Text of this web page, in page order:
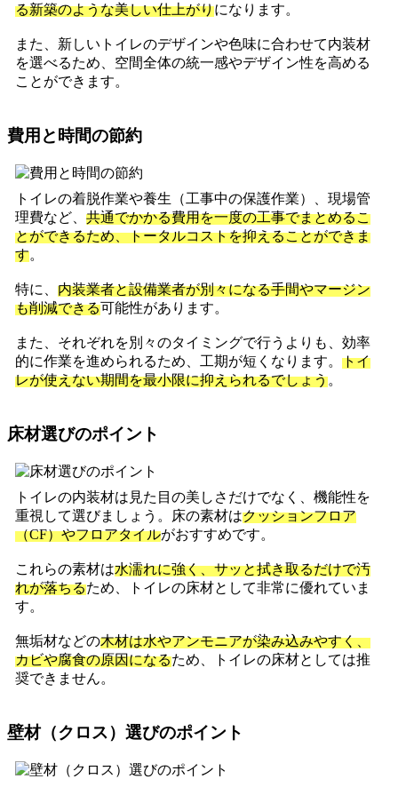
る新築のような美しい仕上がりになります。
また、新しいトイレのデザインや色味に合わせて内装材
を選べるため、空間全体の統一感やデザイン性を高める
ことができます。
費用と時間の節約
トイレの着脱作業や養生（工事中の保護作業）、現場管
理費など、 共通でかかる費用を一度の工事でまとめるこ
とができるため、トータルコストを抑えることができま
す。
特に、 内装業者と設備業者が別々になる手間やマージン
も削減できる可能性があります。
また、それぞれを別々のタイミングで行うよりも、効率
的に作業を進められるため、工期が短くなります。 トイ
レが使えない期間を最小限に抑えられるでしょう。
床材選びのポイント
トイレの内装材は見た目の美しさだけでなく、機能性を
重視して選びましょう。床の素材はクッションフロア
（CF）やフロアタイルがおすすめです。
これらの素材は水濡れに強く、サッと拭き取るだけで汚
れが落ちるため、トイレの床材として非常に優れていま
す。
無垢材などの木材は水やアンモニアが染み込みやすく、
カビや腐食の原因になるため、トイレの床材としては推
奨できません。
壁材（クロス）選びのポイント